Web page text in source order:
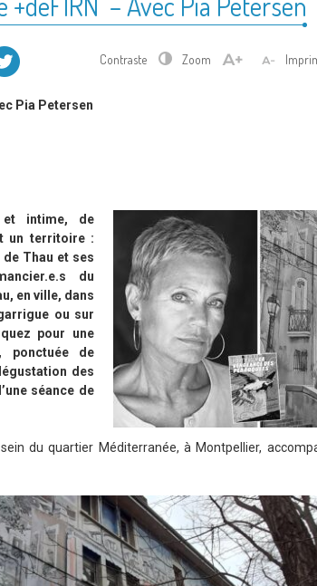
Contraste Zoom
Pia Petersen
et intime, de
un territoire :
Thau et ses
du
en ville, dans
ou sur
pour une
ponctuée de
des
séance de
du quartier Méditerranée, à Montpellier,